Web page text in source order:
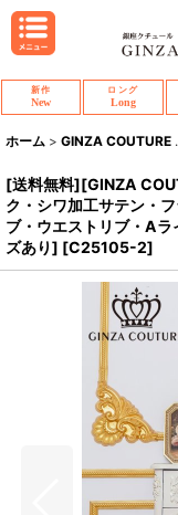
新作
New
ロング
Long
ホーム > GINZA COUTURE
[送料無料][GINZA
ク・シワ加工サテン・
ブ・ウエストリブ・A
ズあり] [C25105-2]